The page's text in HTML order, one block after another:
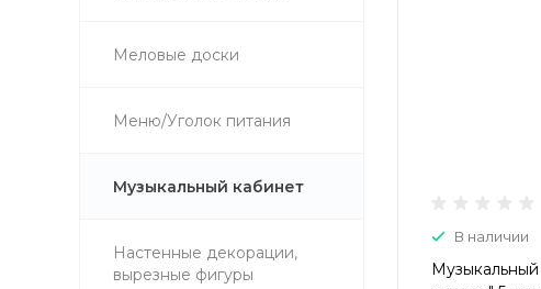
Меловые доски
Меню/Уголок питания
Музыкальный кабинет
Настенные декорации,
вырезные фигуры
В наличии